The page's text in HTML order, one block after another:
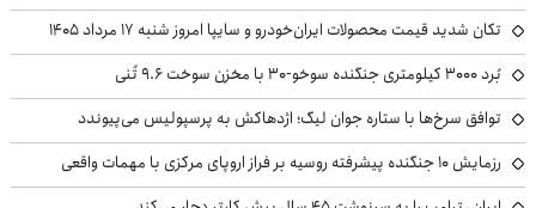
تکان شدید قیمت محصولات ایران‌خودرو و سایپا امروز شنبه ۱۷ مرداد ۱۴۰۵
بُرد ۳۰۰۰ کیلومتری جنگنده سوخو-۳۰ با مخزن سوخت ۹.۶ تُنی
توافق سرخ‌ها با ستاره جوان لیگ؛ اژدهاکش به پرسپولیس می‌پیوندد
رزمایش ۱۰ جنگنده پیشرفته روسیه بر فراز اروپای مرکزی با مهمات واقعی